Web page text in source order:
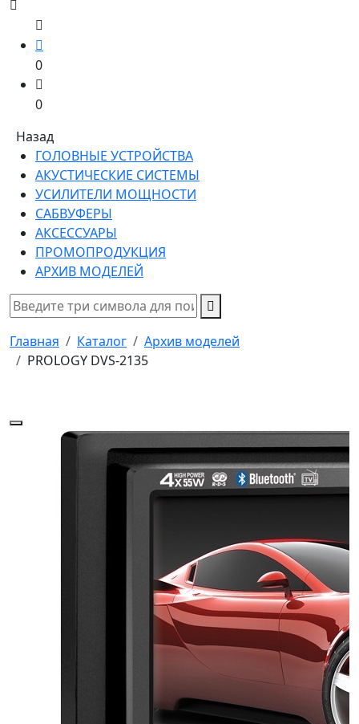
0
0
Назад
ГОЛОВНЫЕ УСТРОЙСТВА
АКУСТИЧЕСКИЕ СИСТЕМЫ
УСИЛИТЕЛИ МОЩНОСТИ
САБВУФЕРЫ
АКСЕССУАРЫ
ПРОМОПРОДУКЦИЯ
АРХИВ МОДЕЛЕЙ
Главная Каталог
Архив моделей
PROLOGY DVS-2135